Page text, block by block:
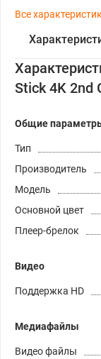
Все
Stick 4K 2nd
Общие
Тип
Производитель
Модель
Основной цвет
Плеер-брелок
Видео
Поддержка HD
Медиафайлы
Видео файлы